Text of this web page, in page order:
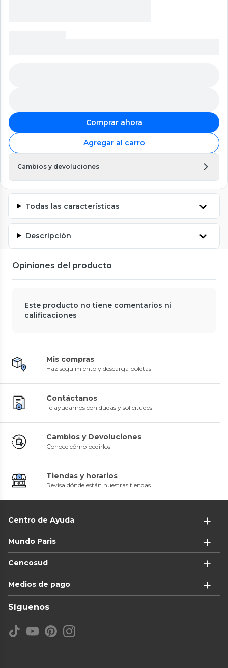
Comprar ahora
Agregar al carro
Cambios y devoluciones
Todas las características
Descripción
Opiniones del producto
Este producto no tiene comentarios ni
calificaciones
Mis compras
Haz seguimiento y descarga boletas
Contáctanos
Te ayudamos con dudas y solicitudes
Cambios y Devoluciones
Conoce cómo pedirlos
Tiendas y horarios
Revisa dónde están nuestras tiendas
Centro de Ayuda
Mundo Paris
Cencosud
Medios de pago
Síguenos